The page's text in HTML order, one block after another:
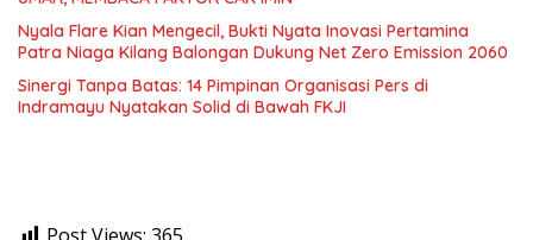
Nyala Flare Kian Mengecil, Bukti Nyata Inovasi Pertamina
Patra Niaga Kilang Balongan Dukung Net Zero Emission 2060
Sinergi Tanpa Batas: 14 Pimpinan Organisasi Pers di
Indramayu Nyatakan Solid di Bawah FKJI